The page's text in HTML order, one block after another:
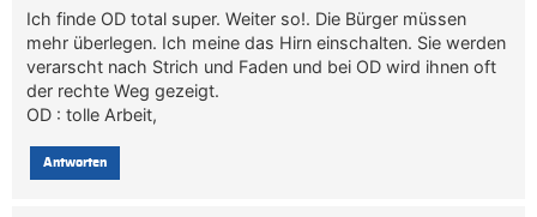
Ich finde OD total super. Weiter so!. Die Bürger müssen
mehr überlegen. Ich meine das Hirn einschalten. Sie werden
verarscht nach Strich und Faden und bei OD wird ihnen oft
der rechte Weg gezeigt.
OD : tolle Arbeit,
Antworten